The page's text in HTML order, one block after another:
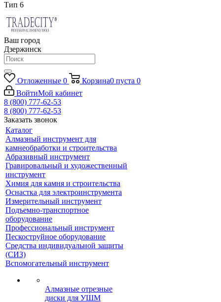
Тип 6
Ваш город
Дзержинск
Отложенные 0 Корзина0 пуста 0
ВойтиМой кабинет
8 (800) 777-62-53
8 (800) 777-62-53
Заказать звонок
Каталог
Алмазный инструмент для
камнеобработки и строительства
Абразивный инструмент
Гравировальный и художественный
инструмент
Химия для камня и строительства
Оснастка для электроинструмента
Измерительный инструмент
Подъемно-транспортное
оборудование
Профессиональный инструмент
Пескоструйное оборудование
Средства индивидуальной защиты
(СИЗ)
Вспомогательный инструмент
Алмазные отрезные
диски для УШМ